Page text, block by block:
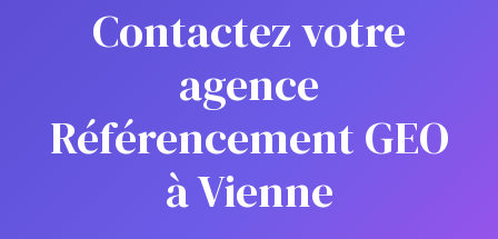
Contactez votre
agence
Référencement GEO
à Vienne